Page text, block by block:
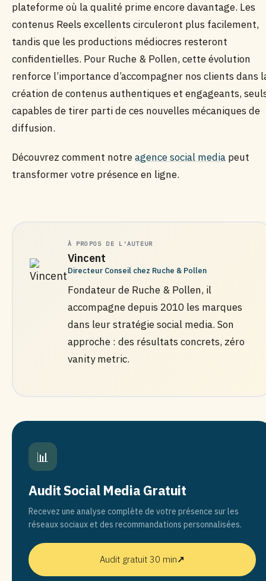
plateforme où la qualité prime encore davantage. Les
contenus Reels excellents circuleront plus facilement,
tandis que les productions médiocres resteront
confidentielles. Pour Ruche & Pollen, cette évolution
renforce l’importance d’accompagner nos clients dans
création de contenus authentiques et engageants,
capables de tirer parti de ces nouvelles mécaniques de
diffusion.
Découvrez comment notreagence social media peut
transformer votre présence en ligne.
À PROPOS DE L'AUTEUR
Vincent
Directeur Conseil chez Ruche & Pollen
Fondateur de Ruche & Pollen, il
accompagne depuis 2010 les marques
dans leur stratégie social media. Son
approche : des résultats concrets, zéro
vanity metric.
📊
Audit Social Media Gratuit
Recevez une analyse complète de votre présence sur les
réseaux sociaux et des recommandations personnalisées.
Audit gratuit 30 min↗